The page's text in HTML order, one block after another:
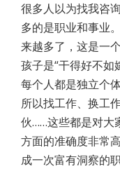
很多人以为找我咨
多的是职业和事业
来越多了，这是一
孩子是“干得好不如
每个人都是独立个
所以找工作、换工
伙……这些都是对大
方面的准确度非常
成一次富有洞察的